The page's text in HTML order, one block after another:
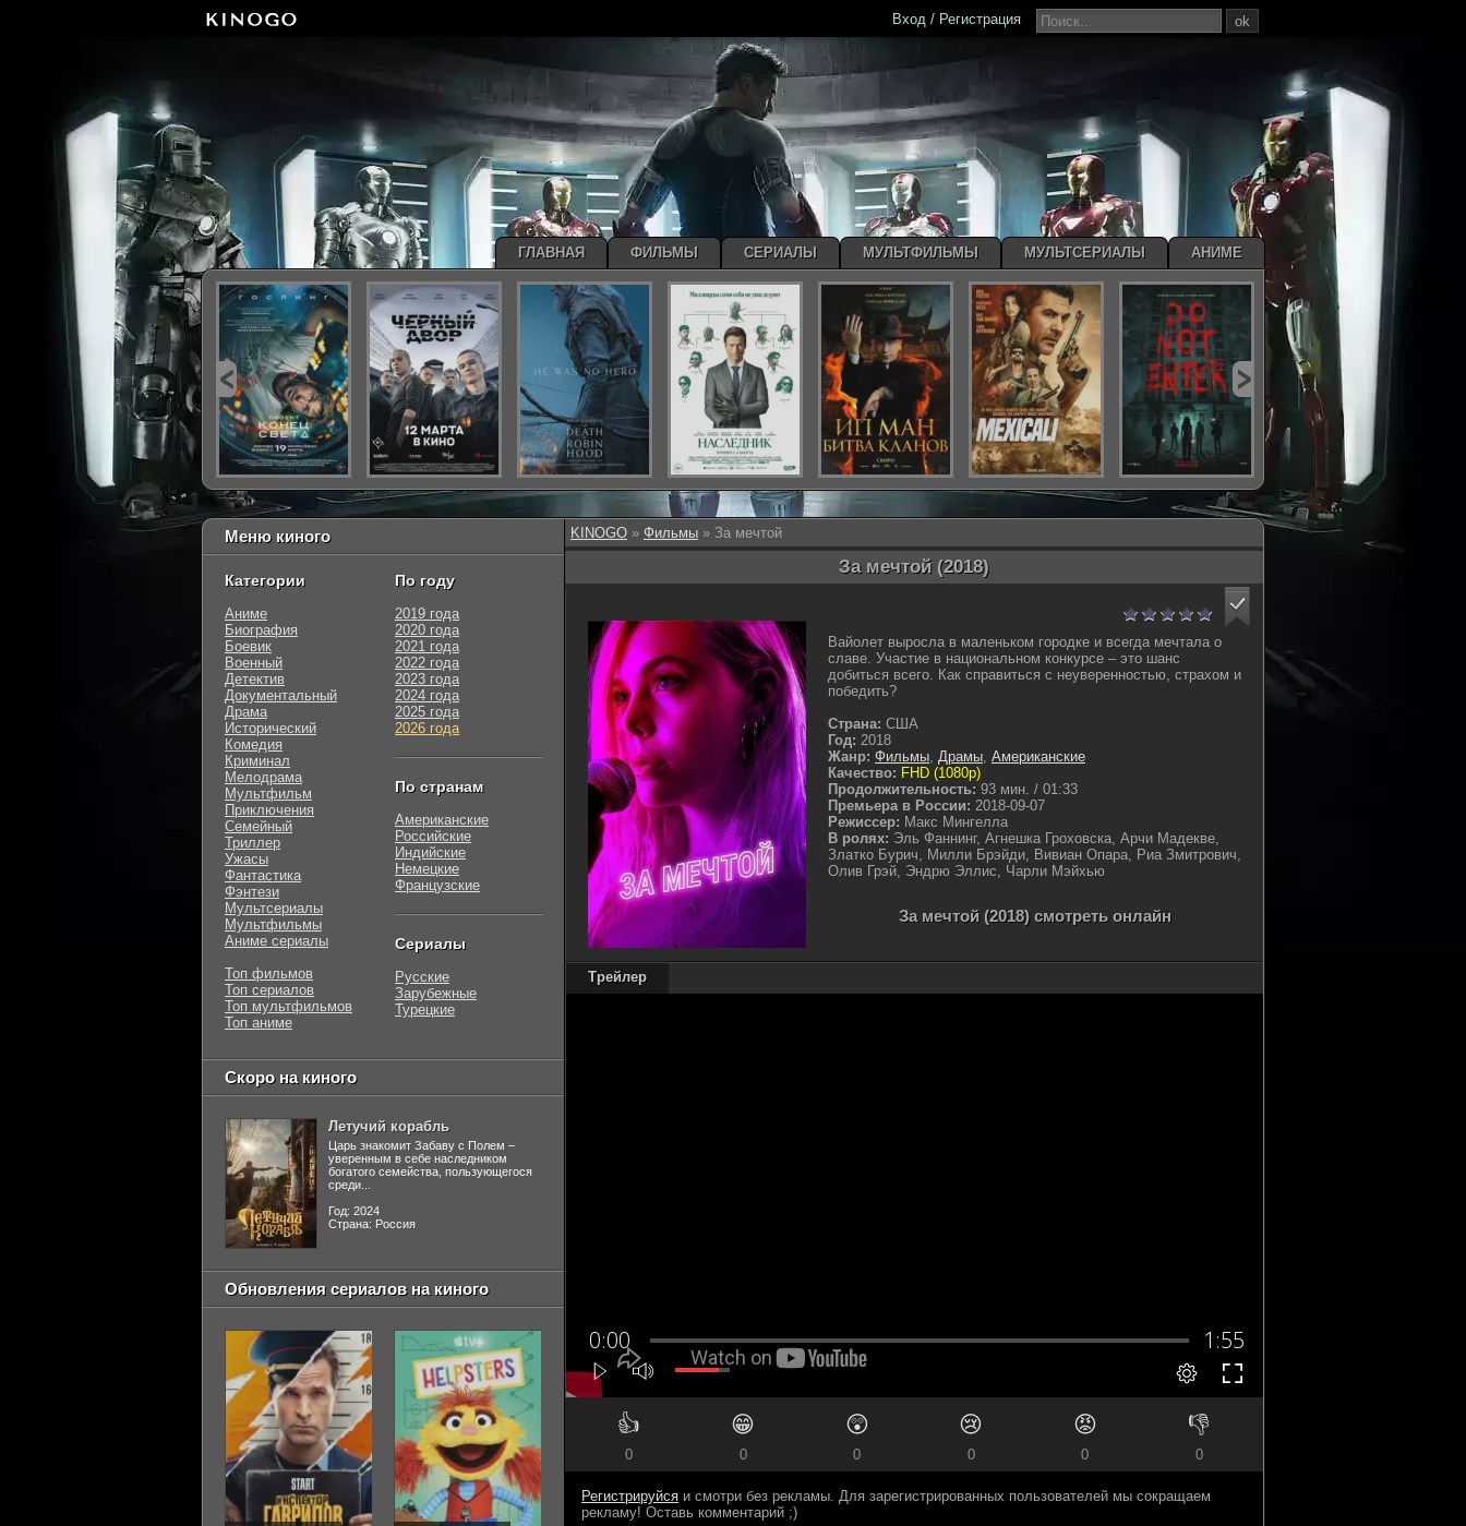
KINOGO » Фильмы » За мечтой
За мечтой (2018)
Вайолет выросла в маленьком городке и всегда мечтала о
славе. Участие в национальном конкурсе – это шанс
добиться всего. Как справиться с неуверенностью, страхом и
победить?
Страна: США
Год: 2018
Жанр: Фильмы, Драмы, Американские
Качество: FHD (1080p)
Продолжительность: 93 мин. / 01:33
Премьера в России: 2018-09-07
Режиссер: Макс Мингелла
В ролях: Эль Фаннинг, Агнешка Гроховска, Арчи Мадекве,
Златко Бурич, Милли Брэйди, Вивиан Опара, Риа Змитрович,
Олив Грэй, Эндрю Эллис, Чарли Мэйхью
За мечтой (2018) смотреть онлайн
Трейлер
👍
0
😁
0
😲
0
😢
0
😡
0
👎
0
Регистрируйся и смотри без рекламы. Для зарегистрированных пользователей мы сокращаем
рекламу! Оставь комментарий ;)
Меню киного
Категории
Аниме
Биография
Боевик
Военный
Детектив
Документальный
Драма
Исторический
Комедия
Криминал
Мелодрама
Мультфильм
Приключения
Семейный
Триллер
Ужасы
Фантастика
Фэнтези
Мультсериалы
Мультфильмы
Аниме сериалы
Топ фильмов
Топ сериалов
Топ мультфильмов
Топ аниме
По году
2019 года
2020 года
2021 года
2022 года
2023 года
2024 года
2025 года
2026 года
По странам
Американские
Российские
Индийские
Немецкие
Французские
Сериалы
Русские
Зарубежные
Турецкие
Скоро на киного
Летучий корабль
Царь знакомит Забаву с Полем –
уверенным в себе наследником
богатого семейства, пользующегося
среди...
Год: 2024
Страна: Россия
Обновления сериалов на киного
ok
Вход / Регистрация
ГЛАВНАЯ ФИЛЬМЫ СЕРИАЛЫ МУЛЬТФИЛЬМЫ МУЛЬТСЕРИАЛЫ АНИМЕ